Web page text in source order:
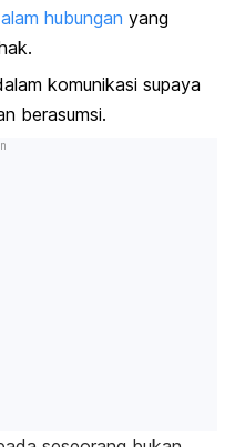
hubungan yang
komunikasi supaya
berasumsi.